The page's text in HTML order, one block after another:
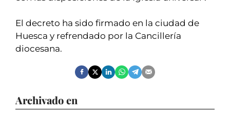
El decreto ha sido firmado en la ciudad de
Huesca y refrendado por la Cancillería
diocesana.
Archivado en